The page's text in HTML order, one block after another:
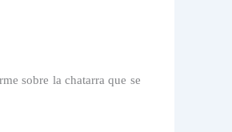
sobre la chatarra que se